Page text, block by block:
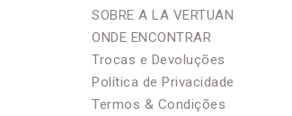
SOBRE A LA VERTUAN
ONDE ENCONTRAR
Trocas e Devoluções
Política de Privacidade
Termos & Condições